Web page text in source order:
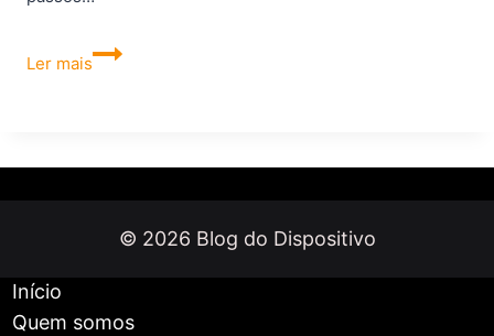
Ler mais
Como
do
© 2026 Blog do Dispositivo
Início
Quem somos